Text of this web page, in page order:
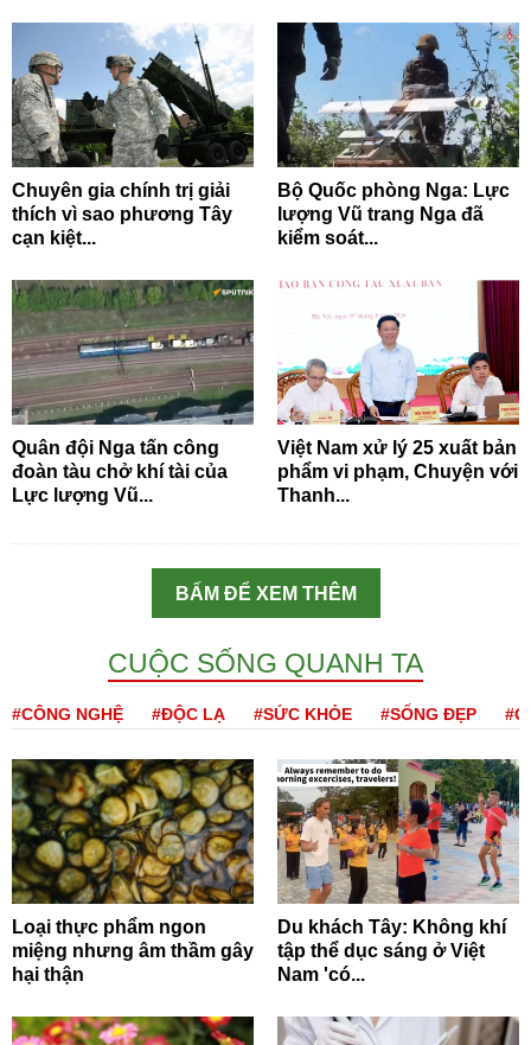
Chuyên gia chính trị giải
thích vì sao phương Tây
cạn kiệt...
Bộ Quốc phòng Nga: Lực
lượng Vũ trang Nga đã
kiểm soát...
Quân đội Nga tấn công
đoàn tàu chở khí tài của
Lực lượng Vũ...
Việt Nam xử lý 25 xuất bản
phẩm vi phạm, Chuyện với
Thanh...
BẤM ĐỂ XEM THÊM
CUỘC SỐNG QUANH TA
#CÔNG NGHỆ #ĐỘC LẠ #SỨC KHỎE #SỐNG ĐẸP
Loại thực phẩm ngon
miệng nhưng âm thầm gây
hại thận
Du khách Tây: Không khí
tập thể dục sáng ở Việt
Nam 'có...